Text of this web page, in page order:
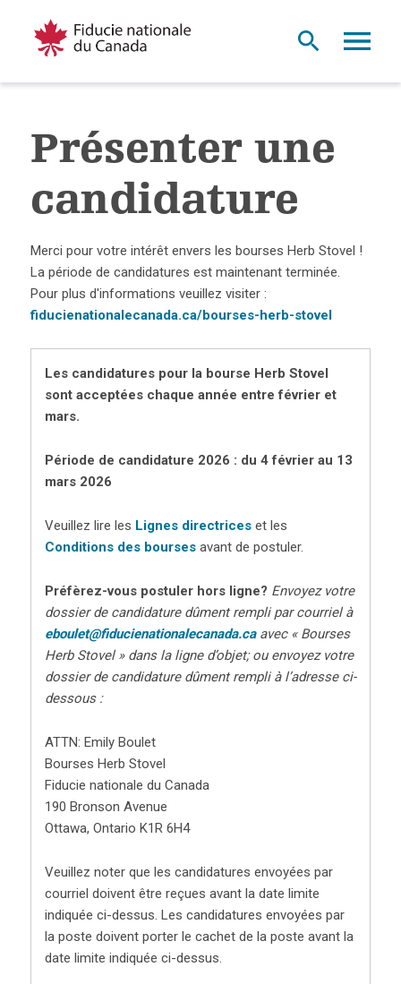
Présenter une
candidature
Merci pour votre intérêt envers les bourses Herb Stovel !
La période de candidatures est maintenant terminée.
Pour plus d'informations veuillez visiter :
fiducienationalecanada.ca/bourses-herb-stovel
Les candidatures pour la bourse Herb Stovel
sont acceptées chaque année entre février et
mars.
Période de candidature 2026 : du 4 février au 13
mars 2026
Veuillez lire les Lignes directriceset les
Conditions des boursesavant de postuler.
Préfèrez-vous postuler hors ligne? Envoyez votre
dossier de candidature dûment rempli par courriel à
eboulet@fiducienationalecanada.caavec « Bourses
Herb Stovel » dans la ligne d’objet; ou envoyez votre
dossier de candidature dûment rempli à l’adresse ci-
dessous :
ATTN: Emily Boulet
Bourses Herb Stovel
Fiducie nationale du Canada
190 Bronson Avenue
Ottawa, Ontario K1R 6H4
Veuillez noter que les candidatures envoyées par
courriel doivent être reçues avant la date limite
indiquée ci-dessus. Les candidatures envoyées par
la poste doivent porter le cachet de la poste avant la
date limite indiquée ci-dessus.